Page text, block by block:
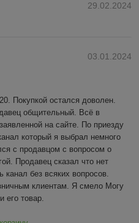
29.02.2024
03.01.2024
Покупкой остался доволен.
общительный. Всё в
на сайте. По приезду
который я выбрал немного
с продавцом с вопросом о
Продавец сказал что нет
без всяких вопросов.
клиентам. Я смело Могу
его товар.